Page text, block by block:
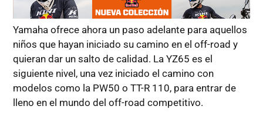
Yamaha ofrece ahora un paso adelante para aquellos
niños que hayan iniciado su camino en el off-road y
quieran dar un salto de calidad. La YZ65 es el
siguiente nivel, una vez iniciado el camino con
modelos como la PW50 o TT-R 110, para entrar de
lleno en el mundo del off-road competitivo.